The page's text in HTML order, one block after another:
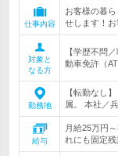
仕事内容
お客様の暮
せします！お
対象と
なる方
【学歴不問
動車免許（
勤務地
【転勤なし
属。 本社／
給与
月給25万円
れにも固定